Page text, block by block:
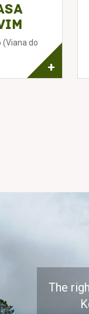
(Viana do
+
The